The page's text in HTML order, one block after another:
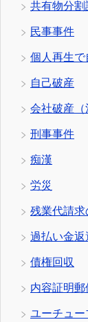
共有物分割
民事事件
個人再生で
自己破産
会社破産（
刑事事件
痴漢
労災
残業代請
過払い金返
債権回収
内容証明郵
ユーチュー